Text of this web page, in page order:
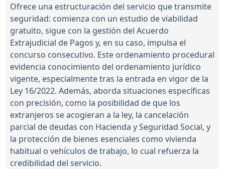
Ofrece una estructuración del servicio que transmite
seguridad: comienza con un estudio de viabilidad
gratuito, sigue con la gestión del Acuerdo
Extrajudicial de Pagos y, en su caso, impulsa el
concurso consecutivo. Este ordenamiento procedural
evidencia conocimiento del ordenamiento jurídico
vigente, especialmente tras la entrada en vigor de la
Ley 16/2022. Además, aborda situaciones específicas
con precisión, como la posibilidad de que los
extranjeros se acogieran a la ley, la cancelación
parcial de deudas con Hacienda y Seguridad Social, y
la protección de bienes esenciales como vivienda
habitual o vehículos de trabajo, lo cual refuerza la
credibilidad del servicio.